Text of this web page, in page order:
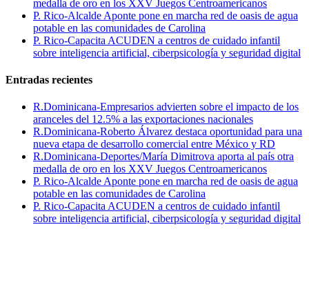
medalla de oro en los XXV Juegos Centroamericanos
P. Rico-Alcalde Aponte pone en marcha red de oasis de agua
potable en las comunidades de Carolina
P. Rico-Capacita ACUDEN a centros de cuidado infantil
sobre inteligencia artificial, ciberpsicología y seguridad digital
Entradas recientes
R.Dominicana-Empresarios advierten sobre el impacto de los
aranceles del 12.5% a las exportaciones nacionales
R.Dominicana-Roberto Álvarez destaca oportunidad para una
nueva etapa de desarrollo comercial entre México y RD
R.Dominicana-Deportes/María Dimitrova aporta al país otra
medalla de oro en los XXV Juegos Centroamericanos
P. Rico-Alcalde Aponte pone en marcha red de oasis de agua
potable en las comunidades de Carolina
P. Rico-Capacita ACUDEN a centros de cuidado infantil
sobre inteligencia artificial, ciberpsicología y seguridad digital